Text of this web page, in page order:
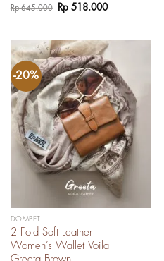
Rp645.000
Harga
aslinya
Rp 518.000Harga
Rp 518.000.
-20%
DOMPET
2 Fold Soft Leather
Women’s Wallet Voila